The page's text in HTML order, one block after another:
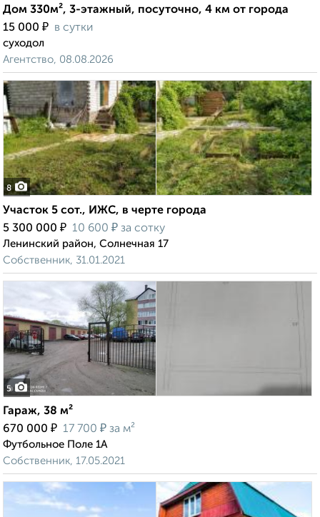
Дом 330м², 3-этажный, посуточно, 4 км от города
15 000 ₽ в сутки
суходол
Агентство, 08.08.2026
8
Участок 5 сот., ИЖС, в черте города
5 300 000 ₽ 10 600 ₽ за сотку
Ленинский район, Солнечная 17
Собственник, 31.01.2021
5
Гараж, 38 м²
670 000 ₽ 17 700 ₽ за м²
Футбольное Поле 1А
Собственник, 17.05.2021